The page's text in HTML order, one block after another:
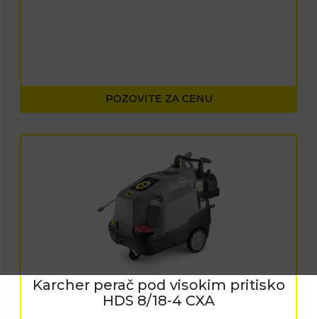
POZOVITE ZA CENU
Karcher perač pod visokim pritisko
HDS 8/18-4 CXA